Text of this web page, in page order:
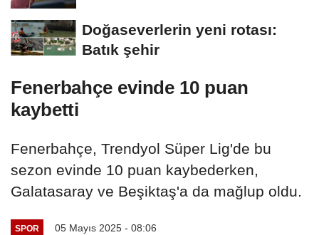
Doğaseverlerin yeni rotası:
Batık şehir
Fenerbahçe evinde 10 puan
kaybetti
Fenerbahçe, Trendyol Süper Lig'de bu
sezon evinde 10 puan kaybederken,
Galatasaray ve Beşiktaş'a da mağlup oldu.
SPOR 05 Mayıs 2025 - 08:06